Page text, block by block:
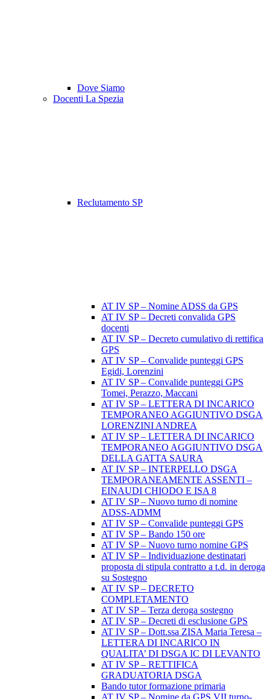
Dove Siamo
Docenti La Spezia
Reclutamento SP
AT IV SP – Nomine ADSS da GPS
AT IV SP – Decreti convalida GPS
docenti
AT IV SP – Decreto cumulativo di rettifica
GPS
AT IV SP – Convalide punteggi GPS
Egidi, Lorenzini
AT IV SP – Convalide punteggi GPS
Tomei, Perazzo, Maccani
AT IV SP – LETTERA DI INCARICO
TEMPORANEO AGGIUNTIVO DSGA
LORENZINI ANDREA
AT IV SP – LETTERA DI INCARICO
TEMPORANEO AGGIUNTIVO DSGA
DELLA GATTA SAURA
AT IV SP – INTERPELLO DSGA
TEMPORANEAMENTE ASSENTI –
EINAUDI CHIODO E ISA 8
AT IV SP – Nuovo turno di nomine
ADSS-ADMM
AT IV SP – Convalide punteggi GPS
AT IV SP – Bando 150 ore
AT IV SP – Nuovo turno nomine GPS
AT IV SP – Individuazione destinatari
proposta di stipula contratto a t.d. in deroga
su Sostegno
AT IV SP – DECRETO
COMPLETAMENTO
AT IV SP – Terza deroga sostegno
AT IV SP – Decreti di esclusione GPS
AT IV SP – Dott.ssa ZISA Maria Teresa –
LETTERA DI INCARICO IN
QUALITA’ DI DSGA IC DI LEVANTO
AT IV SP – RETTIFICA
GRADUATORIA DSGA
Bando tutor formazione primaria